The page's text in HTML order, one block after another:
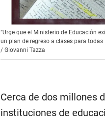
“Urge que el Ministerio de Educación
un plan de regreso a clases para
/ Giovanni Tazza
Cerca de dos millones
instituciones de